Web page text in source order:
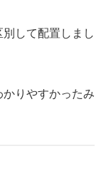
して配置しまし
りやすかったみ